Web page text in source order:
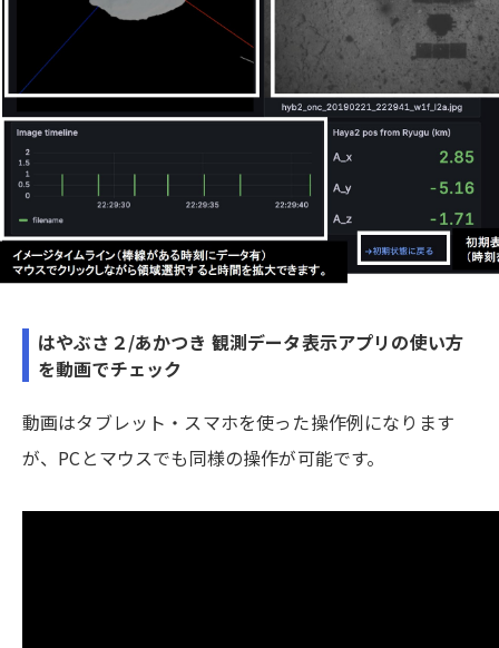
はやぶさ２/あかつき 観測データ表示アプリの使い方
を動画でチェック
動画はタブレット・スマホを使った操作例になります
が、PCとマウスでも同様の操作が可能です。